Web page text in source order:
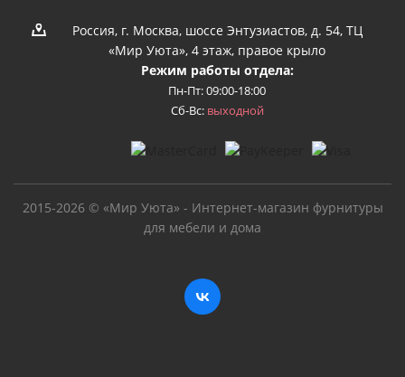
Россия, г. Москва, шоссе Энтузиастов, д. 54, ТЦ
«Мир Уюта», 4 этаж, правое крыло
Режим работы отдела:
Пн-Пт: 09:00-18:00
Сб-Вс: выходной
2015-2026 © «Мир Уюта» - Интернет-магазин фурнитуры
для мебели и дома